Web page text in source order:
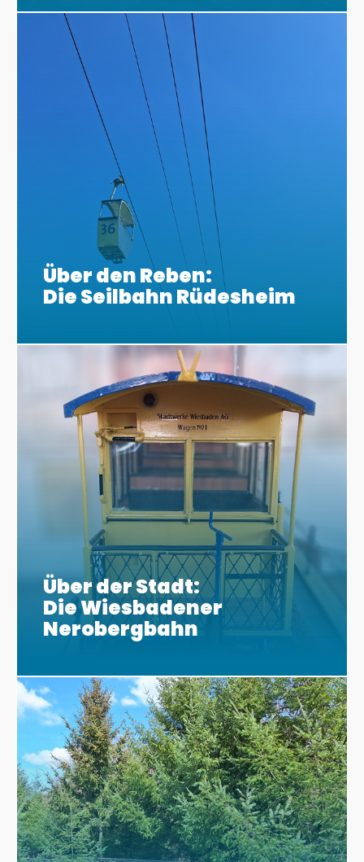
Über den Reben:
Die Seilbahn Rüdesheim
Über der Stadt:
Die Wiesbadener
Nerobergbahn